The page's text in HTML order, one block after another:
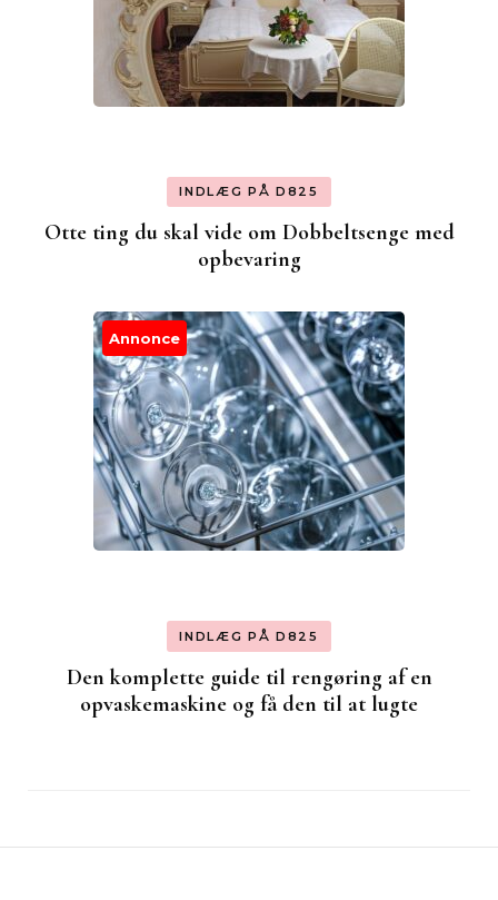
INDLÆG PÅ D825
Otte ting du skal vide om Dobbeltsenge med
opbevaring
Annonce
INDLÆG PÅ D825
Den komplette guide til rengøring af en
opvaskemaskine og få den til at lugte